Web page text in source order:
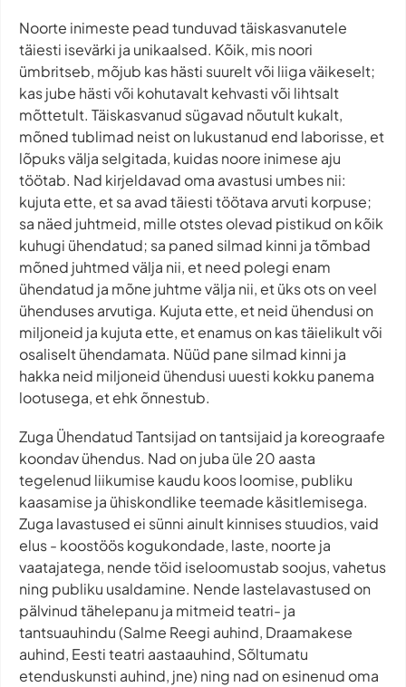
Noorte inimeste pead tunduvad täiskasvanutele
täiesti isevärki ja unikaalsed. Kõik, mis noori
ümbritseb, mõjub kas hästi suurelt või liiga väikeselt;
kas jube hästi või kohutavalt kehvasti või lihtsalt
mõttetult. Täiskasvanud sügavad nõutult kukalt,
mõned tublimad neist on lukustanud end laborisse, et
lõpuks välja selgitada, kuidas noore inimese aju
töötab. Nad kirjeldavad oma avastusi umbes nii:
kujuta ette, et sa avad täiesti töötava arvuti korpuse;
sa näed juhtmeid, mille otstes olevad pistikud on kõik
kuhugi ühendatud; sa paned silmad kinni ja tõmbad
mõned juhtmed välja nii, et need polegi enam
ühendatud ja mõne juhtme välja nii, et üks ots on veel
ühenduses arvutiga. Kujuta ette, et neid ühendusi on
miljoneid ja kujuta ette, et enamus on kas täielikult või
osaliselt ühendamata. Nüüd pane silmad kinni ja
hakka neid miljoneid ühendusi uuesti kokku panema
lootusega, et ehk õnnestub.
Zuga Ühendatud Tantsijad on tantsijaid ja koreograafe
koondav ühendus. Nad on juba üle 20 aasta
tegelenud liikumise kaudu koos loomise, publiku
kaasamise ja ühiskondlike teemade käsitlemisega.
Zuga lavastused ei sünni ainult kinnises stuudios, vaid
elus - koostöös kogukondade, laste, noorte ja
vaatajatega, nende töid iseloomustab soojus, vahetus
ning publiku usaldamine. Nende lastelavastused on
pälvinud tähelepanu ja mitmeid teatri- ja
tantsuauhindu (Salme Reegi auhind, Draamakese
auhind, Eesti teatri aastaauhind, Sõltumatu
etenduskunsti auhind, jne) ning nad on esinenud oma